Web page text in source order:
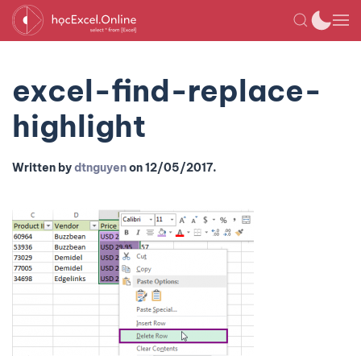
excel-find-replace-
highlight
Written bydtnguyenon12/05/2017.